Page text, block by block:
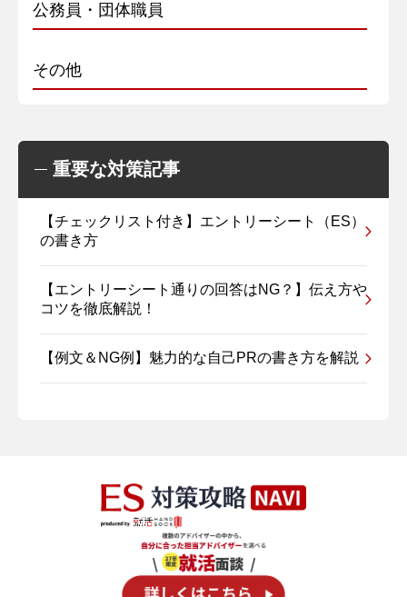
公務員・団体職員
その他
重要な対策記事
【チェックリスト付き】エントリーシート（ES）
の書き方
【エントリーシート通りの回答はNG？】伝え方や
コツを徹底解説！
【例文＆NG例】魅力的な自己PRの書き方を解説